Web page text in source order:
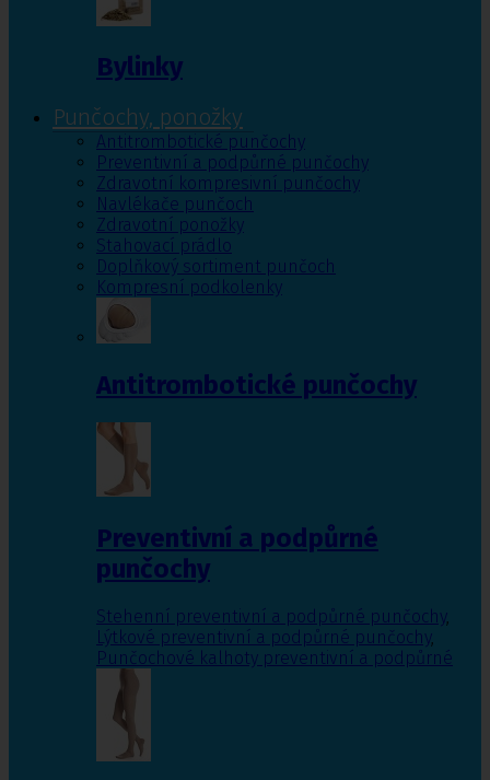
Bylinky
Punčochy, ponožky
Antitrombotické punčochy
Preventivní a podpůrné punčochy
Zdravotní kompresivní punčochy
Navlékače punčoch
Zdravotní ponožky
Stahovací prádlo
Doplňkový sortiment punčoch
Kompresní podkolenky
Antitrombotické punčochy
Preventivní a podpůrné
punčochy
Stehenní preventivní a podpůrné punčochy,
Lýtkové preventivní a podpůrné punčochy,
Punčochové kalhoty preventivní a podpůrné